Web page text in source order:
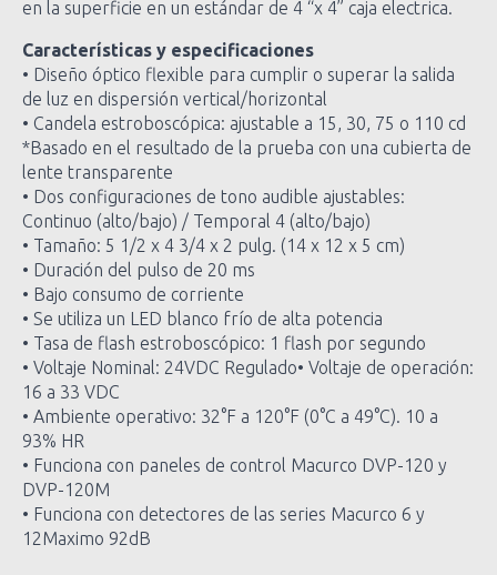
en la superficie en un estándar de 4 “x 4” caja electrica.
Características y especificaciones
• Diseño óptico flexible para cumplir o superar la salida
de luz en dispersión vertical/horizontal
• Candela estroboscópica: ajustable a 15, 30, 75 o 110 cd
*Basado en el resultado de la prueba con una cubierta de
lente transparente
• Dos configuraciones de tono audible ajustables:
Continuo (alto/bajo) / Temporal 4 (alto/bajo)
• Tamaño: 5 1/2 x 4 3/4 x 2 pulg. (14 x 12 x 5 cm)
• Duración del pulso de 20 ms
• Bajo consumo de corriente
• Se utiliza un LED blanco frío de alta potencia
• Tasa de flash estroboscópico: 1 flash por segundo
• Voltaje Nominal: 24VDC Regulado• Voltaje de operación:
16 a 33 VDC
• Ambiente operativo: 32°F a 120°F (0°C a 49°C). 10 a
93% HR
• Funciona con paneles de control Macurco DVP-120 y
DVP-120M
• Funciona con detectores de las series Macurco 6 y
12Maximo 92dB